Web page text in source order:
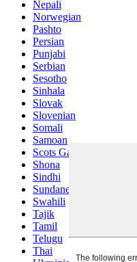
Nepali
Norwegian
Pashto
Persian
Punjabi
Serbian
Sesotho
Sinhala
Slovak
Slovenian
Somali
Samoan
Scots Gaelic
Shona
Sindhi
Sundanese
Swahili
Tajik
Tamil
Telugu
Thai